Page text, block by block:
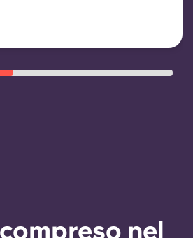
una buona storia di
alle regole e la
nel